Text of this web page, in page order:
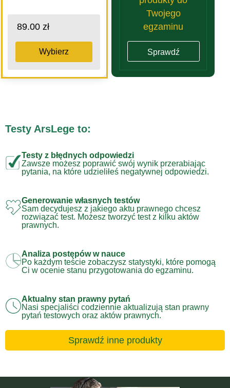
89.00 zł
Wybierz
Twojego
egzaminu
Sprawdź
Testy ArsLege to:
Testy z błędnych odpowiedzi
Zawsze możesz poprawić swój wynik przerabiając
pytania, na które udzieliłeś negatywnej odpowiedzi.
Generowanie własnych testów
Sam decydujesz z jakiego aktu prawnego chcesz
rozwiązać test. Możesz tworzyć test z kilku aktów
prawnych.
Analiza postępów w nauce
Po każdym teście zobaczysz statystyki, które pomogą
Ci w ocenie stanu przygotowania do egzaminu.
Aktualny stan prawny pytań
Nasi specjaliści codziennie aktualizują stan prawny
pytań testowych oraz aktów prawnych.
Sprawdź inne produkty